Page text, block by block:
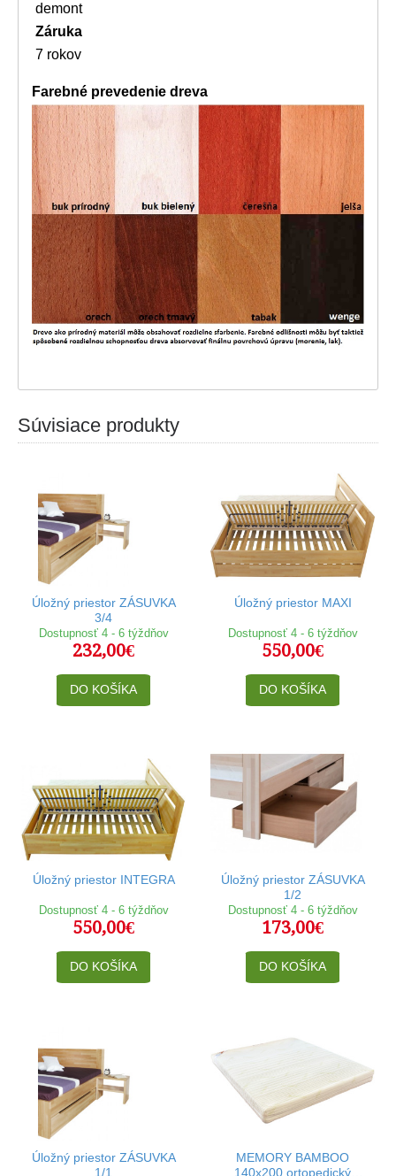
demont
Záruka
7 rokov
Farebné prevedenie dreva
Súvisiace produkty
Úložný priestor ZÁSUVKA
3/4
Dostupnosť 4 - 6 týždňov
232,00€
DO KOŠÍKA
Úložný priestor MAXI
Dostupnosť 4 - 6 týždňov
550,00€
DO KOŠÍKA
Úložný priestor INTEGRA
Dostupnosť 4 - 6 týždňov
550,00€
DO KOŠÍKA
Úložný priestor ZÁSUVKA
1/2
Dostupnosť 4 - 6 týždňov
173,00€
DO KOŠÍKA
Úložný priestor ZÁSUVKA
1/1
MEMORY BAMBOO
140x200 ortopedický